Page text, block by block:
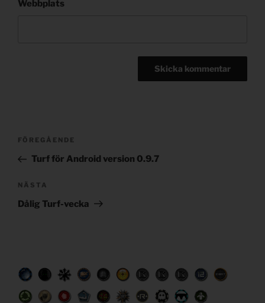
Webbplats
Post
Föregående
inlägg
FÖREGÅENDE
Turf för Android version 0.9.7
Nästa
inlägg
NÄSTA
Dålig Turf-vecka